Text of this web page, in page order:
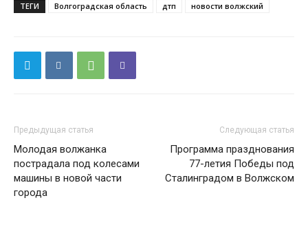
ТЕГИ Волгоградская область дтп новости волжский
Предыдущая статья
Молодая волжанка
пострадала под колесами
машины в новой части
города
Следующая статья
Программа празднования
77-летия Победы под
Сталинградом в Волжском